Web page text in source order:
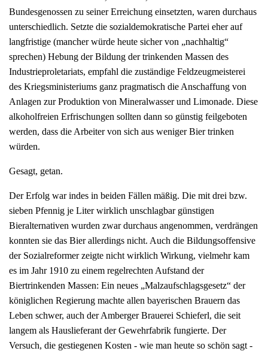
Bundesgenossen zu seiner Erreichung einsetzten, waren durchaus
unterschiedlich. Setzte die sozialdemokratische Partei eher auf
langfristige (mancher würde heute sicher von „nachhaltig“
sprechen) Hebung der Bildung der trinkenden Massen des
Industrieproletariats, empfahl die zuständige Feldzeugmeisterei
des Kriegsministeriums ganz pragmatisch die Anschaffung von
Anlagen zur Produktion von Mineralwasser und Limonade. Diese
alkoholfreien Erfrischungen sollten dann so günstig feilgeboten
werden, dass die Arbeiter von sich aus weniger Bier trinken
würden.
Gesagt, getan.
Der Erfolg war indes in beiden Fällen mäßig. Die mit drei bzw.
sieben Pfennig je Liter wirklich unschlagbar günstigen
Bieralternativen wurden zwar durchaus angenommen, verdrängen
konnten sie das Bier allerdings nicht. Auch die Bildungsoffensive
der Sozialreformer zeigte nicht wirklich Wirkung, vielmehr kam
es im Jahr 1910 zu einem regelrechten Aufstand der
Biertrinkenden Massen: Ein neues „Malzaufschlagsgesetz“ der
königlichen Regierung machte allen bayerischen Brauern das
Leben schwer, auch der Amberger Brauerei Schieferl, die seit
langem als Hauslieferant der Gewehrfabrik fungierte. Der
Versuch, die gestiegenen Kosten - wie man heute so schön sagt -